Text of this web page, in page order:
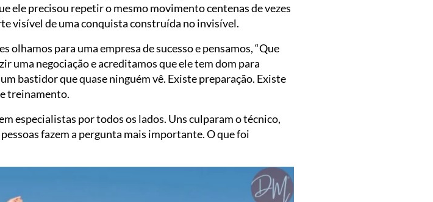
ele precisou repetir o mesmo movimento centenas de vezes
visível de uma conquista construída no invisível.
olhamos para uma empresa de sucesso e pensamos, “Que
uma negociação e acreditamos que ele tem dom para
bastidor que quase ninguém vê. Existe preparação. Existe
treinamento.
especialistas por todos os lados. Uns culparam o técnico,
fazem a pergunta mais importante. O que foi